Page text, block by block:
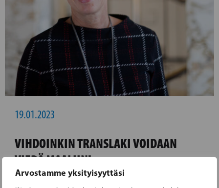
Arvostamme yksityisyyttäsi
19.01.2023
VIHDOINKIN TRANSLAKI VOIDAAN
VIEDÄ MAALIIN!